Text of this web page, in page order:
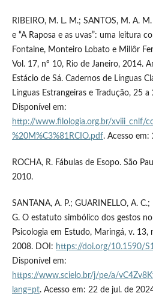
RIBEIRO, M. L. M.; SANTOS, M. A.
e “A Raposa e as uvas”: uma leitura
Fontaine, Monteiro Lobato e Millôr
Vol. 17, nº 10, Rio de Janeiro, 2014.
Estácio de Sá. Cadernos de Línguas
Línguas Estrangeiras e Tradução, 25
Disponível em:
http://www.filologia.org.br/xviii_cnlf/
%20M%C3%81RCIO.pdf. Acesso em:
ROCHA, R. Fábulas de Esopo. São
2010.
SANTANA, A. P.; GUARINELLO, A.
G. O estatuto simbólico dos gestos
Psicologia em Estudo, Maringá, v.
2008. DOI: https://doi.org/10.1590/
Disponível em:
https://www.scielo.br/j/pe/a/
lang=pt. Acesso em: 22 de jul. de